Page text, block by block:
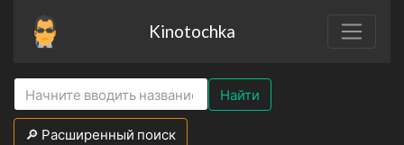
Kinotochka
Найти
🔎 Расширенный поиск